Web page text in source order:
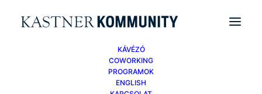
KÁVÉZÓ
COWORKING
PROGRAMOK
ENGLISH